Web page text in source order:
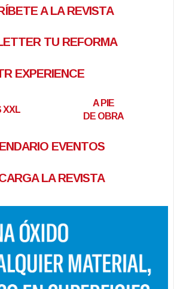
A LA REVISTA
TU REFORMA
EXPERIENCE
XXL
A PIE
DE OBRA
EVENTOS
LA REVISTA